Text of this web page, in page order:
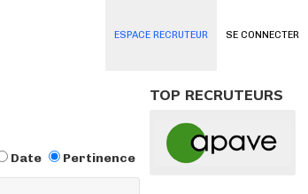
SE CONNECTER
ESPACE RECRUTEUR
Date Pertinence
TOP RECRUTEURS